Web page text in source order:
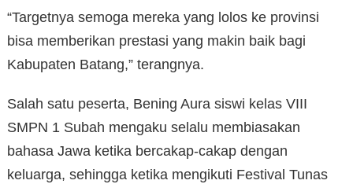
“Targetnya semoga mereka yang lolos ke provinsi
bisa memberikan prestasi yang makin baik bagi
Kabupaten Batang,” terangnya.
Salah satu peserta, Bening Aura siswi kelas VIII
SMPN 1 Subah mengaku selalu membiasakan
bahasa Jawa ketika bercakap-cakap dengan
keluarga, sehingga ketika mengikuti Festival Tunas